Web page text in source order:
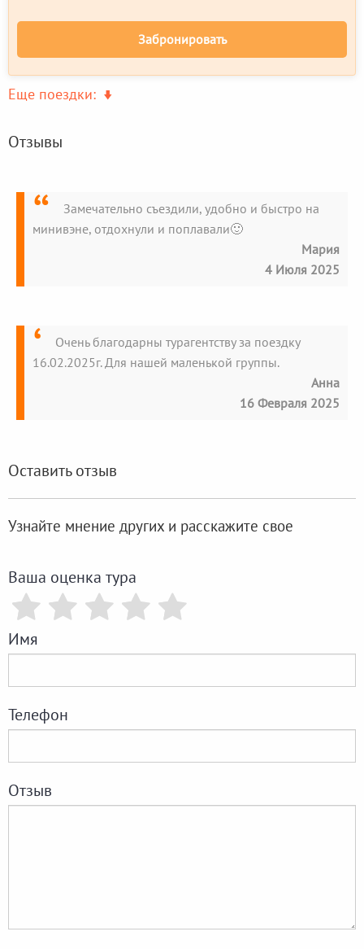
Забронировать
Еще поездки:
Отзывы
Замечательно съездили, удобно и быстро на
минивэне, отдохнули и поплавали🙂
Мария
4 Июля 2025
Очень благодарны турагентству за поездку
16.02.2025г. Для нашей маленькой группы.
Анна
16 Февраля 2025
Оставить отзыв
Узнайте мнение других и расскажите свое
Ваша оценка тура
Имя
Телефон
Отзыв